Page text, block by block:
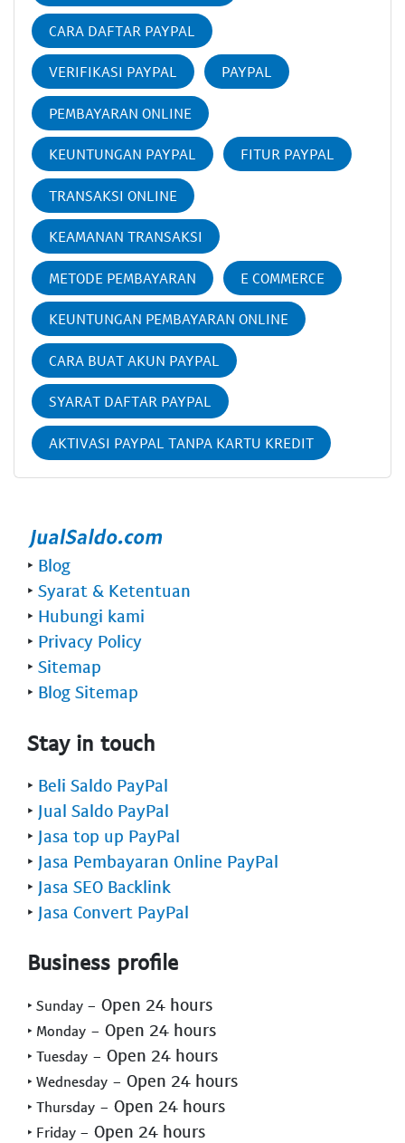
CARA DAFTAR PAYPAL
VERIFIKASI PAYPAL PAYPAL
PEMBAYARAN ONLINE
KEUNTUNGAN PAYPAL FITUR PAYPAL
TRANSAKSI ONLINE
KEAMANAN TRANSAKSI
METODE PEMBAYARAN E COMMERCE
KEUNTUNGAN PEMBAYARAN ONLINE
CARA BUAT AKUN PAYPAL
SYARAT DAFTAR PAYPAL
AKTIVASI PAYPAL TANPA KARTU KREDIT
‣ Blog
‣ Syarat & Ketentuan
‣ Hubungi kami
‣ Privacy Policy
‣ Sitemap
‣ Blog Sitemap
Stay in touch
‣ Beli Saldo PayPal
‣ Jual Saldo PayPal
‣ Jasa top up PayPal
‣ Jasa Pembayaran Online PayPal
‣ Jasa SEO Backlink
‣ Jasa Convert PayPal
Business profile
‣ Sunday - Open 24 hours
‣ Monday - Open 24 hours
‣ Tuesday - Open 24 hours
‣ Wednesday - Open 24 hours
‣ Thursday - Open 24 hours
‣ Friday - Open 24 hours